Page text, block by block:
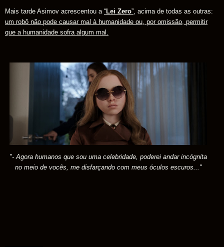
Mais tarde Asimov acrescentou a “Lei Zero” , acima de todas as outras:
um robô não pode causar mal à humanidade ou, por omissão, permitir
que a humanidade sofra algum mal.
"- Agora humanos que sou uma celebridade, poderei andar incógnita
no meio de vocês, me disfarçando com meus óculos escuros..."